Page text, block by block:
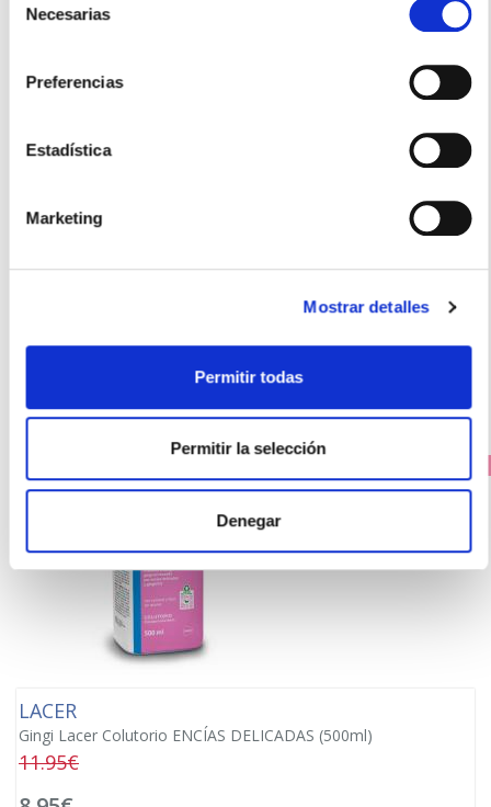
Necesarias
Preferencias
Estadística
Marketing
Mostrar detalles
Permitir todas
Permitir la selección
Denegar
7.40€
5,55€
LACER
Gingi Lacer Colutorio ENCÍAS DELICADAS (500ml)
11.95€